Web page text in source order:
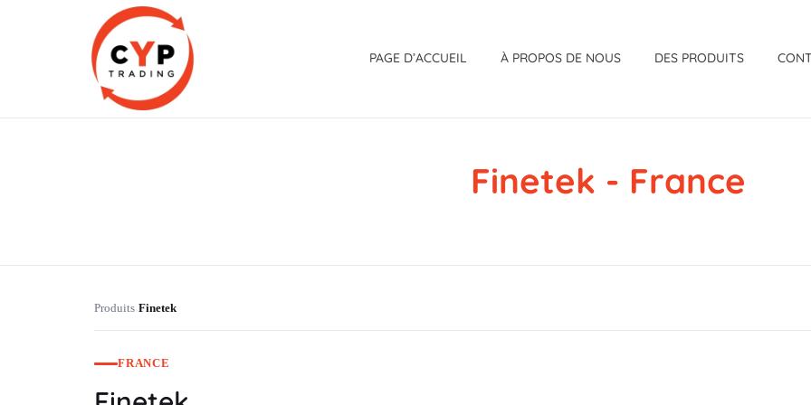
PAGE D’ACCUEIL À PROPOS DE NOUS DES PRODUITS
Finetek - France
Produits›Finetek
FRANCE